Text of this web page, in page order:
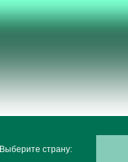
Выберите страну: